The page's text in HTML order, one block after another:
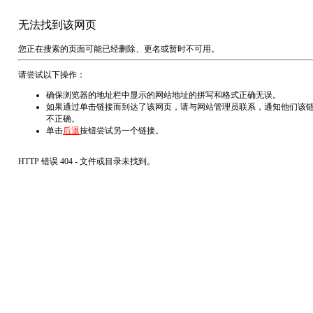
无法找到该网页
您正在搜索的页面可能已经删除、更名或暂时不可用。
请尝试以下操作：
确保浏览器的地址栏中显示的网站地址的拼写和格式正确无误。
如果通过单击链接而到达了该网页，请与网站管理员联系，通知他们该
不正确。
单击后退按钮尝试另一个链接。
HTTP 错误 404 - 文件或目录未找到。